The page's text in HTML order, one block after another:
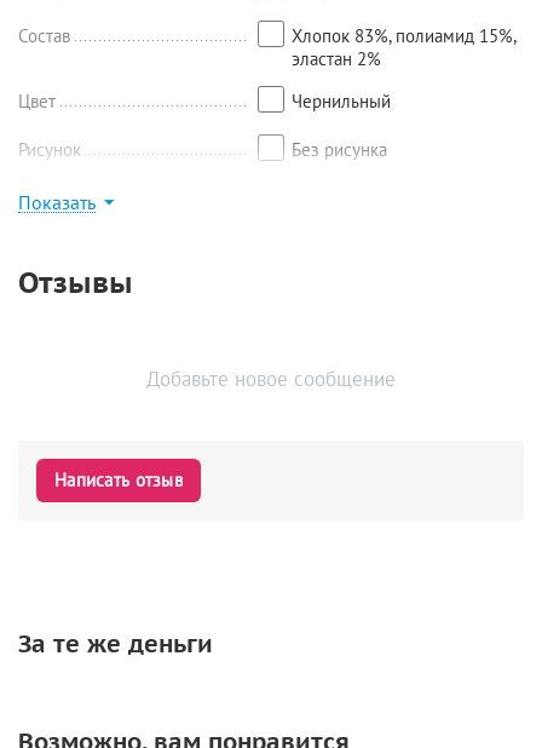
Состав
Хлопок 83%, полиамид 15%,
эластан 2%
Цвет
Чернильный
Рисунок Без рисунка
Найти похожие
Показать
Отзывы
Добавьте новое сообщение
Написать отзыв
За те же деньги